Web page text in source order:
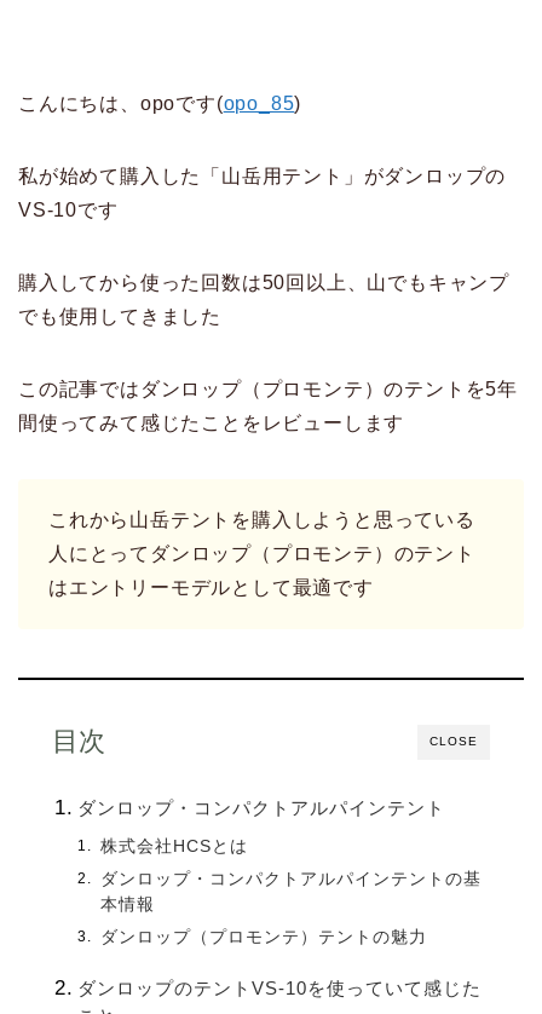
こんにちは、opoです(opo_85)
私が始めて購入した「山岳用テント」がダンロップの
VS-10です
購入してから使った回数は50回以上、山でもキャンプ
でも使用してきました
この記事ではダンロップ（プロモンテ）のテントを5年
間使ってみて感じたことをレビューします
これから山岳テントを購入しようと思っている
人にとってダンロップ（プロモンテ）のテント
はエントリーモデルとして最適です
CLOSE
目次
ダンロップ・コンパクトアルパインテント
株式会社HCSとは
ダンロップ・コンパクトアルパインテントの基
本情報
ダンロップ（プロモンテ）テントの魅力
ダンロップのテントVS-10を使っていて感じた